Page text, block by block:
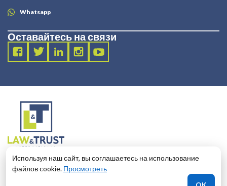
Whatsapp
Оставайтесь на связи
2003 - 2025 LANDT LEGAL LLP
124 City Road, London, United Kingdom, EC1V 2NX
Используя наш сайт, вы соглашаетесь на использование
файлов cookie. Просмотреть